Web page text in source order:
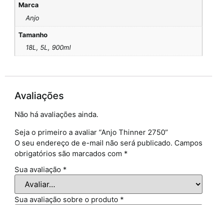
Marca
Anjo
Tamanho
18L, 5L, 900ml
Avaliações
Não há avaliações ainda.
Seja o primeiro a avaliar “Anjo Thinner 2750”
O seu endereço de e-mail não será publicado. Campos
obrigatórios são marcados com *
Sua avaliação *
Sua avaliação sobre o produto *